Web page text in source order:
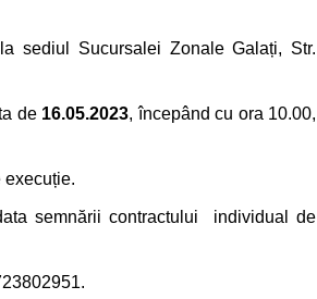
sediul Sucursalei Zonale Galați, Str.
de 16.05.2023, începând cu ora 10.00,
execuție.
semnării contractului individual de